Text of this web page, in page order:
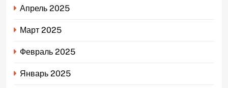
Апрель 2025
Март 2025
Февраль 2025
Январь 2025